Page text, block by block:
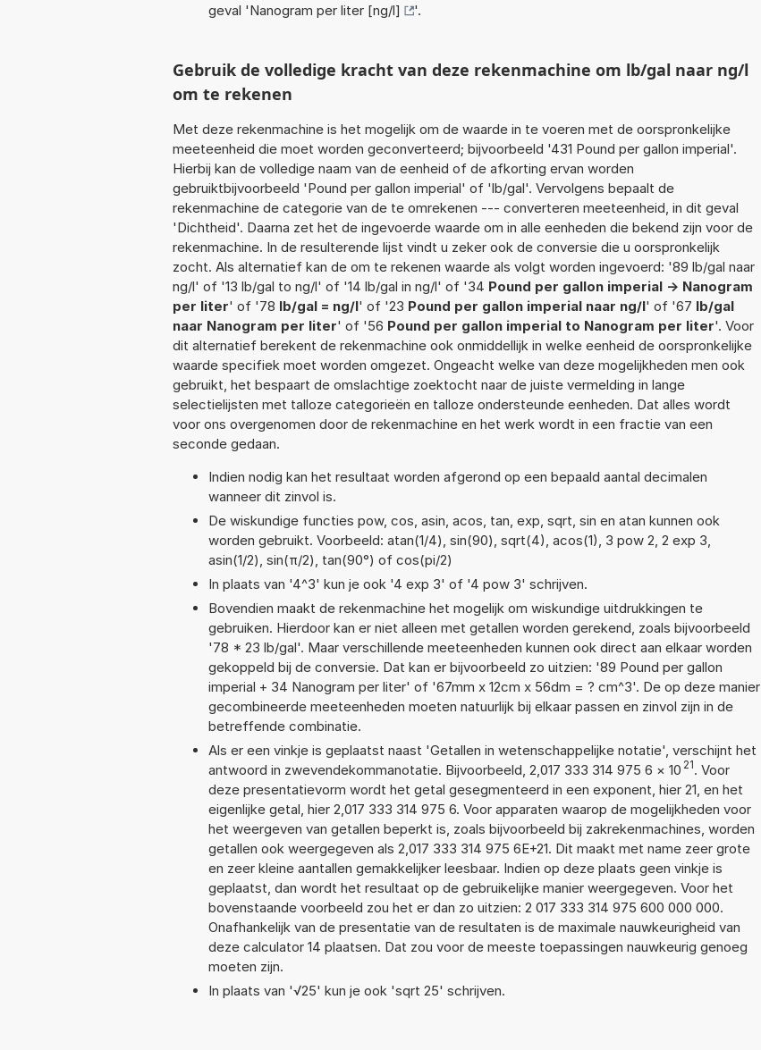
geval 'Nanogram per liter [ng/l] '.
Gebruik de volledige kracht van deze rekenmachine om lb/gal naar ng/l
om te rekenen
Met deze rekenmachine is het mogelijk om de waarde in te voeren met de oorspronkelijke
meeteenheid die moet worden geconverteerd; bijvoorbeeld '431 Pound per gallon imperial'.
Hierbij kan de volledige naam van de eenheid of de afkorting ervan worden
gebruiktbijvoorbeeld 'Pound per gallon imperial' of 'lb/gal'. Vervolgens bepaalt de
rekenmachine de categorie van de te omrekenen --- converteren meeteenheid, in dit geval
'Dichtheid'. Daarna zet het de ingevoerde waarde om in alle eenheden die bekend zijn voor de
rekenmachine. In de resulterende lijst vindt u zeker ook de conversie die u oorspronkelijk
zocht. Als alternatief kan de om te rekenen waarde als volgt worden ingevoerd: '89 lb/gal naar
ng/l' of '13 lb/gal to ng/l' of '14 lb/gal in ng/l' of '34 Pound per gallon imperial -> Nanogram
per liter' of '78 lb/gal = ng/l' of '23 Pound per gallon imperial naar ng/l' of '67 lb/gal
naar Nanogram per liter' of '56 Pound per gallon imperial to Nanogram per liter'. Voor
dit alternatief berekent de rekenmachine ook onmiddellijk in welke eenheid de oorspronkelijke
waarde specifiek moet worden omgezet. Ongeacht welke van deze mogelijkheden men ook
gebruikt, het bespaart de omslachtige zoektocht naar de juiste vermelding in lange
selectielijsten met talloze categorieën en talloze ondersteunde eenheden. Dat alles wordt
voor ons overgenomen door de rekenmachine en het werk wordt in een fractie van een
seconde gedaan.
Indien nodig kan het resultaat worden afgerond op een bepaald aantal decimalen
wanneer dit zinvol is.
De wiskundige functies pow, cos, asin, acos, tan, exp, sqrt, sin en atan kunnen ook
worden gebruikt. Voorbeeld: atan(1/4), sin(90), sqrt(4), acos(1), 3 pow 2, 2 exp 3,
asin(1/2), sin(π/2), tan(90°) of cos(pi/2)
In plaats van '4^3' kun je ook '4 exp 3' of '4 pow 3' schrijven.
Bovendien maakt de rekenmachine het mogelijk om wiskundige uitdrukkingen te
gebruiken. Hierdoor kan er niet alleen met getallen worden gerekend, zoals bijvoorbeeld
'78 * 23 lb/gal'. Maar verschillende meeteenheden kunnen ook direct aan elkaar worden
gekoppeld bij de conversie. Dat kan er bijvoorbeeld zo uitzien: '89 Pound per gallon
imperial + 34 Nanogram per liter' of '67mm x 12cm x 56dm = ? cm^3'. De op deze manier
gecombineerde meeteenheden moeten natuurlijk bij elkaar passen en zinvol zijn in de
betreffende combinatie.
Als er een vinkje is geplaatst naast 'Getallen in wetenschappelijke notatie', verschijnt het
antwoord in zwevendekommanotatie. Bijvoorbeeld, 2,017 333 314 975 6 × 10 21. Voor
deze presentatievorm wordt het getal gesegmenteerd in een exponent, hier 21, en het
eigenlijke getal, hier 2,017 333 314 975 6. Voor apparaten waarop de mogelijkheden voor
het weergeven van getallen beperkt is, zoals bijvoorbeeld bij zakrekenmachines, worden
getallen ook weergegeven als 2,017 333 314 975 6E+21. Dit maakt met name zeer grote
en zeer kleine aantallen gemakkelijker leesbaar. Indien op deze plaats geen vinkje is
geplaatst, dan wordt het resultaat op de gebruikelijke manier weergegeven. Voor het
bovenstaande voorbeeld zou het er dan zo uitzien: 2 017 333 314 975 600 000 000.
Onafhankelijk van de presentatie van de resultaten is de maximale nauwkeurigheid van
deze calculator 14 plaatsen. Dat zou voor de meeste toepassingen nauwkeurig genoeg
moeten zijn.
In plaats van '√25' kun je ook 'sqrt 25' schrijven.